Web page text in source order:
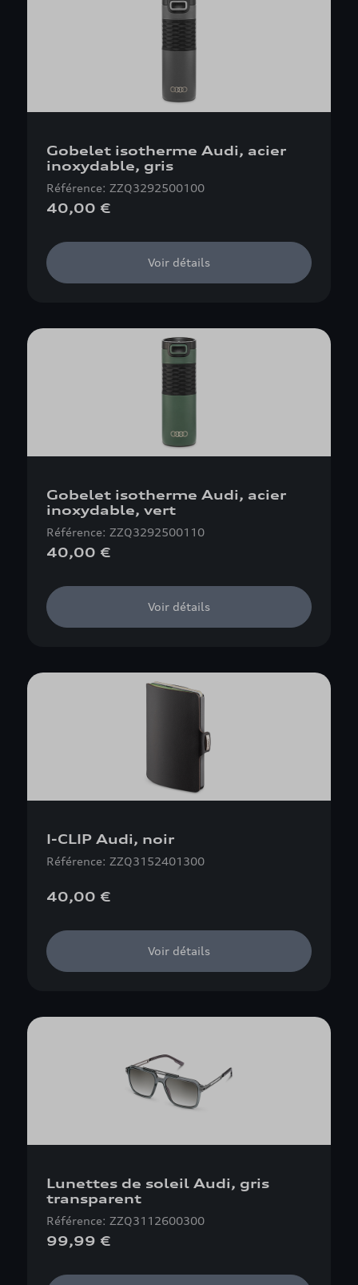
Gobelet isotherme Audi, acier
inoxydable, gris
Référence: ZZQ3292500100
40,00 €
Voir détails
Gobelet isotherme Audi, acier
inoxydable, vert
Référence: ZZQ3292500110
40,00 €
Voir détails
I-CLIP Audi, noir
Référence: ZZQ3152401300
40,00 €
Voir détails
Lunettes de soleil Audi, gris
transparent
Référence: ZZQ3112600300
99,99 €